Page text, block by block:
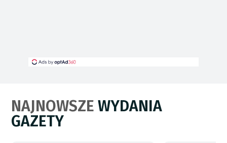
NAJNOWSZEWYDANIA
GAZETY